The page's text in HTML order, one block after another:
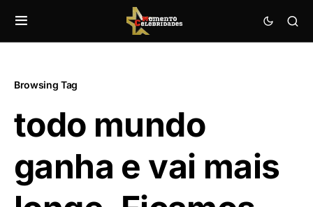
Browsing Tag
todo mundo
ganha e vai mais